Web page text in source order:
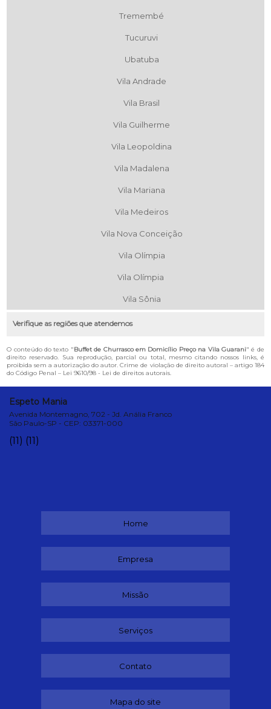
Tremembé
Tucuruvi
Ubatuba
Vila Andrade
Vila Brasil
Vila Guilherme
Vila Leopoldina
Vila Madalena
Vila Mariana
Vila Medeiros
Vila Nova Conceição
Vila Olímpia
Vila Olímpia
Vila Sônia
Verifique as regiões que atendemos
O conteúdo do texto "Buffet de Churrasco em Domicílio Preço na Vila Guarani" é de
direito reservado. Sua reprodução, parcial ou total, mesmo citando nossos links, é
proibida sem a autorização do autor. Crime de violação de direito autoral – artigo 184
do Código Penal – Lei 9610/98 - Lei de direitos autorais.
Espeto Mania
Avenida Montemagno, 702 - Jd. Anália Franco
São Paulo-SP - CEP: 03371-000
(11) (11)
Home
Empresa
Missão
Serviços
Contato
Mapa do site